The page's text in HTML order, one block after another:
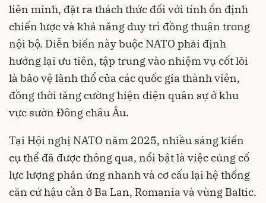
liên minh, đặt ra thách thức đối với tính ổn định
chiến lược và khả năng duy trì đồng thuận trong
nội bộ. Diễn biến này buộc NATO phải định
hướng lại ưu tiên, tập trung vào nhiệm vụ cốt lõi
là bảo vệ lãnh thổ của các quốc gia thành viên,
đồng thời tăng cường hiện diện quân sự ở khu
vực sườn Đông châu Âu.
Tại Hội nghị NATO năm 2025, nhiều sáng kiến
cụ thể đã được thông qua, nổi bật là việc củng cố
lực lượng phản ứng nhanh và cơ cấu lại hệ thống
căn cứ hậu cần ở Ba Lan, Romania và vùng Baltic.